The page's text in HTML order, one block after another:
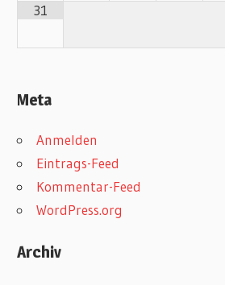
31
Meta
Anmelden
Eintrags-Feed
Kommentar-Feed
WordPress.org
Archiv